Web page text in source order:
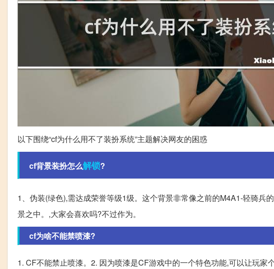
以下围绕“cf为什么用不了装扮系统”主题解决网友的困惑
cf背景装扮怎么解锁?
1、伪装(绿色),需达成荣誉等级1级。这个背景非常像之前的M4A1-轻骑兵
景之中。,大家会喜欢吗?不过作为。
cf为啥不能禁喷漆?
1. CF不能禁止喷漆。2. 因为喷漆是CF游戏中的一个特色功能,可以让玩家